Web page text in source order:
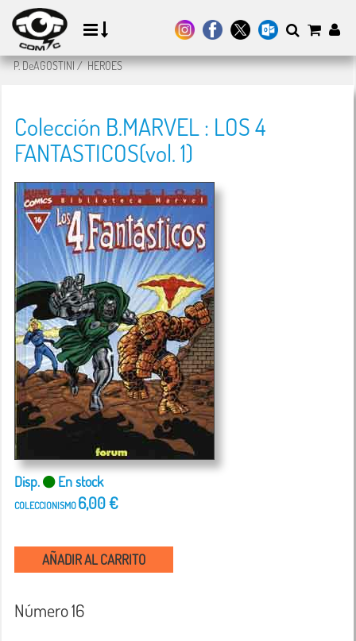
P. DeAGOSTINI/HEROES
Colección B.MARVEL : LOS 4
FANTASTICOS(vol. 1)
Disp. En stock
COLECCIONISMO6,00 €
AÑADIR AL CARRITO
Número 16